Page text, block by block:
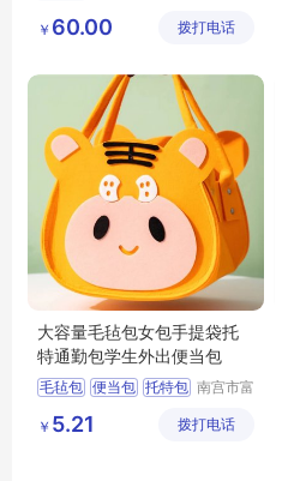
有限公司
￥ 60.00 拨打电话
大容量毛毡包女包手提袋托
特通勤包学生外出便当包
毛毡包 便当包 托特包 南宫市富
限公司
￥ 5.21 拨打电话